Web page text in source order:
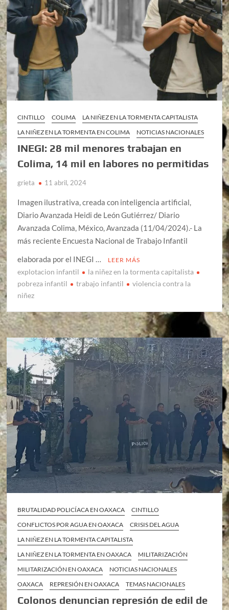
CINTILLO COLIMA
LA NIÑEZ EN LA TORMENTA CAPITALISTA
LA NIÑEZ EN LA TORMENTA EN COLIMA
NOTICIAS NACIONALES
INEGI: 28 mil menores trabajan en
Colima, 14 mil en labores no permitidas
grieta 11 abril, 2024
Imagen ilustrativa, creada con inteligencia artificial,
Diario Avanzada Heidi de León Gutiérrez/ Diario
Avanzada Colima, México, Avanzada (11/04/2024).- La
más reciente Encuesta Nacional de Trabajo Infantil
elaborada por el INEGI …
LEER MÁS
explotacion infantil
la niñez en la tormenta capitalista
pobreza infantil
trabajo infantil
violencia contra la
niñez
BRUTALIDAD POLICÍACA EN OAXACA
CINTILLO
CONFLICTOS POR AGUA EN OAXACA
CRISIS DEL AGUA
LA NIÑEZ EN LA TORMENTA CAPITALISTA
LA NIÑEZ EN LA TORMENTA EN OAXACA
MILITARIZACIÓN
MILITARIZACIÓN EN OAXACA
NOTICIAS NACIONALES
OAXACA
REPRESIÓN EN OAXACA TEMAS NACIONALES
Colonos denuncian represión de edil de